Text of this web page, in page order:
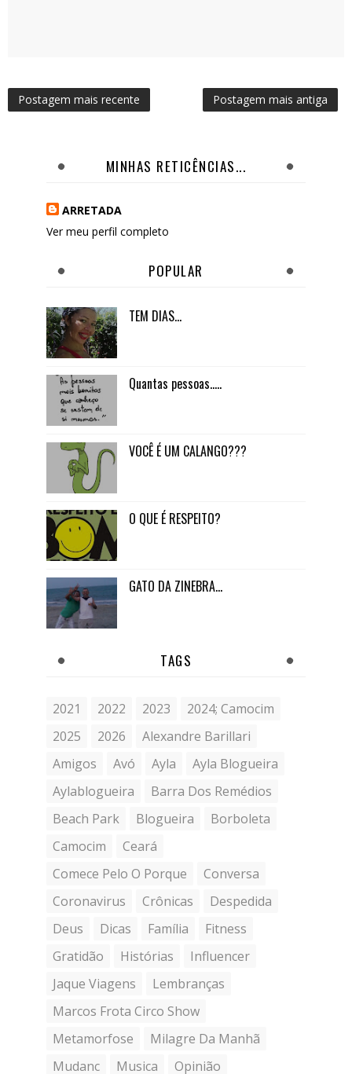
Postagem mais recente Postagem mais antiga
MINHAS RETICÊNCIAS...
ARRETADA
Ver meu perfil completo
POPULAR
TEM DIAS...
Quantas pessoas.....
VOCÊ É UM CALANGO???
O QUE É RESPEITO?
GATO DA ZINEBRA...
TAGS
2021 2022 2023
2024; Camocim
2025
2026
Alexandre Barillari
Amigos
Avó Ayla
Ayla Blogueira
Aylablogueira
Barra Dos Remédios
Beach Park
Blogueira
Borboleta
Camocim
Ceará
Comece Pelo O Porque
Conversa
Coronavirus
Crônicas
Despedida
Deus
Dicas Família
Fitness
Gratidão
Histórias
Influencer
Jaque Viagens
Lembranças
Marcos Frota Circo Show
Metamorfose
Milagre Da Manhã
Mudanc
Musica Opinião